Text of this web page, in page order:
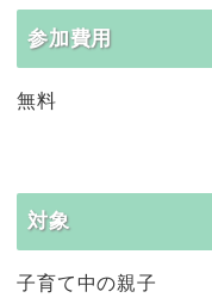
参加費用
無料
対象
子育て中の親子